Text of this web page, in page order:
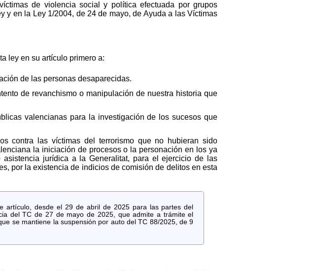
de violencia social y política efectuada por grupos
y en la Ley 1/2004, de 24 de mayo, de Ayuda a las Víctimas
ley en su artículo primero a:
de las personas desaparecidas.
de revanchismo o manipulación de nuestra historia que
valencianas para la investigación de los sucesos que
contra las víctimas del terrorismo que no hubieran sido
la iniciación de procesos o la personación en los ya
jurídica a la Generalitat, para el ejercicio de las
por la existencia de indicios de comisión de delitos en esta
artículo, desde el 29 de abril de 2025 para las partes del
del TC de 27 de mayo de 2025, que admite a trámite el
se mantiene la suspensión por auto del TC 88/2025, de 9